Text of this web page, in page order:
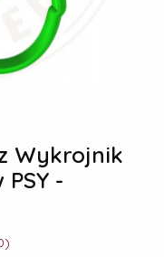
Wykrojnik
-